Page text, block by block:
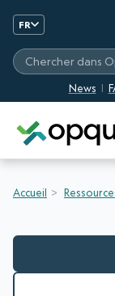
FR
News
Chercher
Accueil